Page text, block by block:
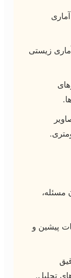
زیستی
مسئله،
پیشین و
تحلیل.